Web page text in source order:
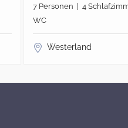
7 Personen | 4
WC
Westerland